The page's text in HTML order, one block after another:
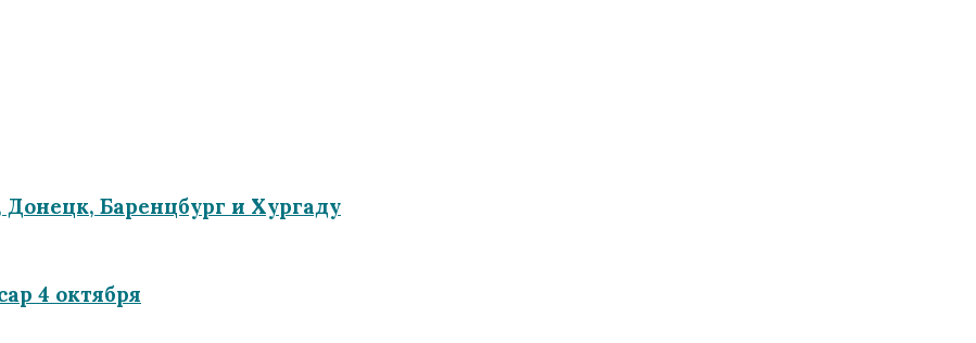
Баренцбург и Хургаду
4 октября